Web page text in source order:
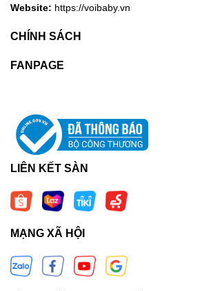
Website: https://voibaby.vn
CHÍNH SÁCH
FANPAGE
LIÊN KẾT SÀN
MẠNG XÃ HỘI